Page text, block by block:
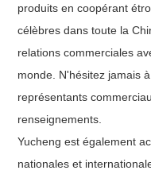
produits en coopérant
célèbres dans toute la
relations commerciales
monde. N'hésitez jamais
représentants
renseignements.
Yucheng est également
nationales et